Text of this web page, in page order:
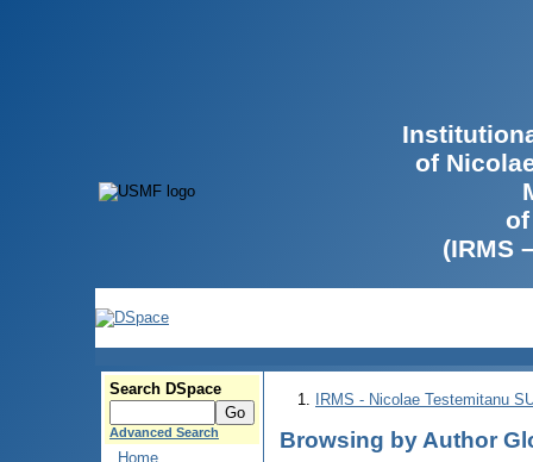
of
(IRMS
Search DSpace
Advanced Search
Home
IRMS - Nicolae Testemitanu
Browsing by Author